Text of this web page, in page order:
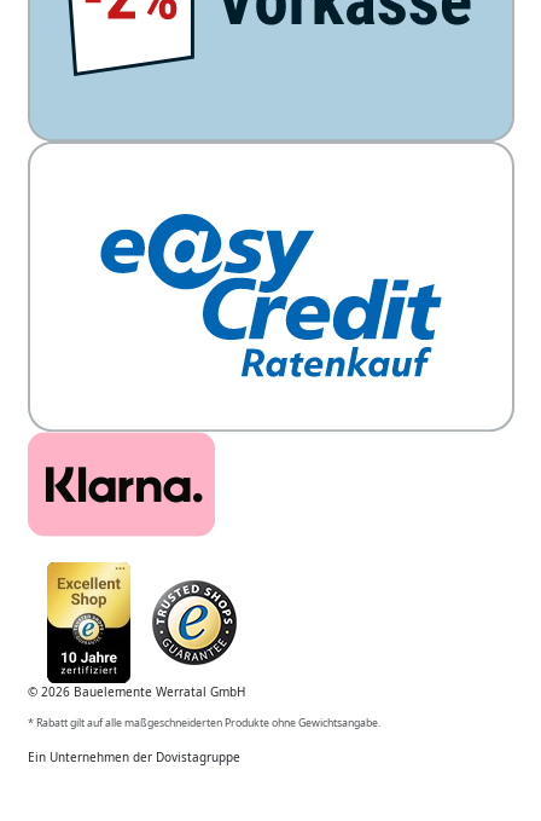
© 2026 Bauelemente Werratal GmbH
* Rabatt gilt auf alle maßgeschneiderten Produkte ohne Gewichtsangabe.
Ein Unternehmen der Dovistagruppe